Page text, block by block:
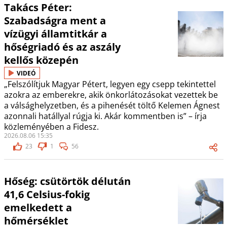
Takács Péter:
Szabadságra ment a
vízügyi államtitkár a
hőségriadó és az aszály
kellős közepén
VIDEÓ
„Felszólítjuk Magyar Pétert, legyen egy csepp tekintettel
azokra az emberekre, akik önkorlátozásokat vezettek be
a válsághelyzetben, és a pihenését töltő Kelemen Ágnest
azonnali hatállyal rúgja ki. Akár kommentben is” – írja
közleményében a Fidesz.
2026.08.06 15:35
23
1 56
Hőség: csütörtök délután
41,6 Celsius-fokig
emelkedett a
hőmérséklet